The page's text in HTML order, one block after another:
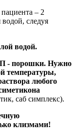
– 2
водой, следуя
водой.
порошки. Нужно
температуры,
любого
саб симплекс).
клизмами!